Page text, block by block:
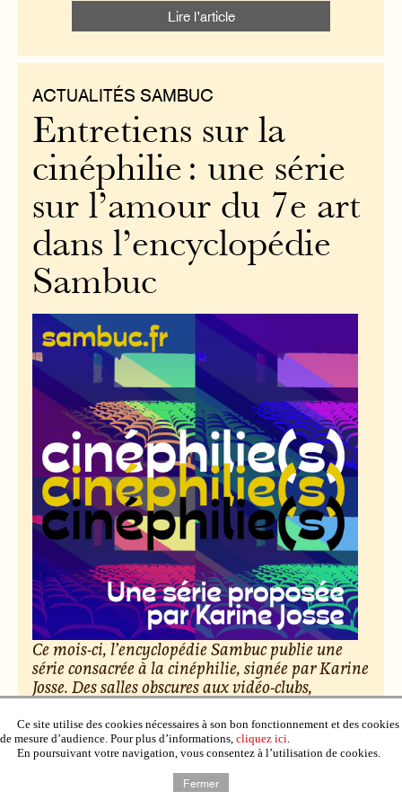
Lire l’article
ACTUALITÉS SAMBUC
Entretiens sur la
cinéphilie : une série
sur l’amour du 7e art
dans l’encyclopédie
Sambuc
Ce mois-ci, l’encyclopédie Sambuc publie une
série consacrée à la cinéphilie, signée par Karine
Josse. Des salles obscures aux vidéo-clubs,
découvrez cent nuances d’amour du cinéma.
Le 6 février 2026, par Raphaël Deuff.
Lire l’article
Ce site utilise des cookies nécessaires à son bon fonctionnement et des cookies
de mesure d’audience. Pour plus d’informations, cliquez ici.
En poursuivant votre navigation, vous consentez à l’utilisation de cookies.
Fermer